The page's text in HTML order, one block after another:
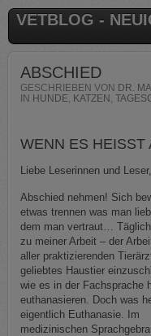
VETBLOG -
ABSCHIED
GESCHRIEBEN VON DR.
IN HUNDE, KATZEN ,
WENN ES HEISST
Liebe Leserinnen und Leser,
Abschied nehmen! Sich
etwas trennen was man
dem man vertraut…
zu meiner Arbeit – der
aller praktizierenden
geliebtes Haustier
wie es in der Fachsprache
euthanasieren. Doch was
eigentlich Euthanasie. Im
medizinischen